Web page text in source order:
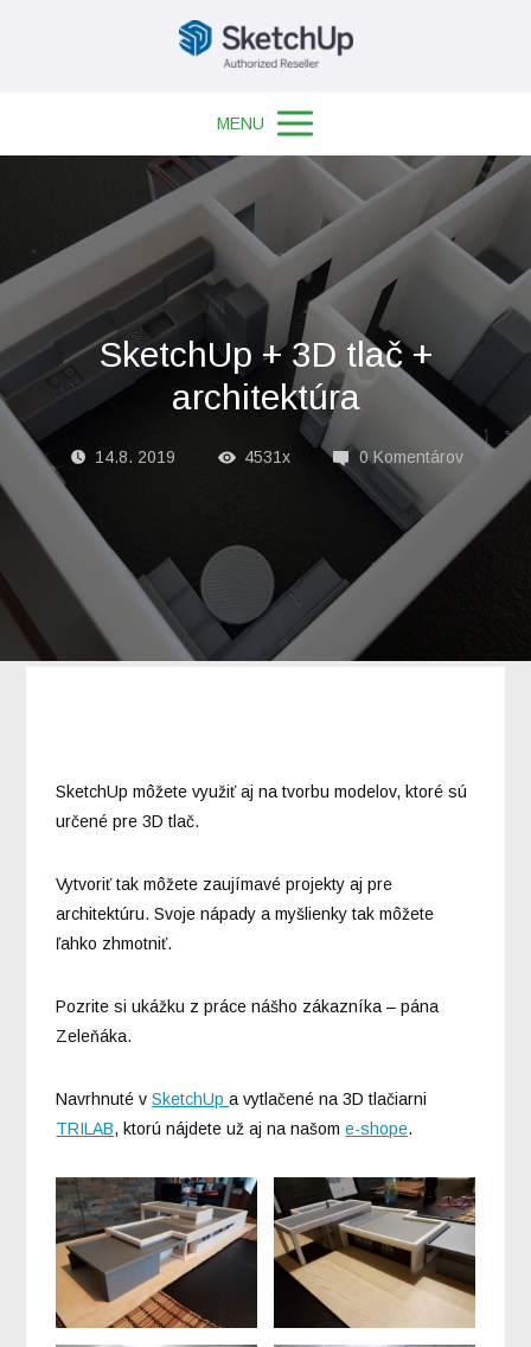
MENU
SketchUp + 3D tlač +
architektúra
14.8. 2019 4531x 0 Komentárov
SketchUp môžete využiť aj na tvorbu modelov, ktoré sú
určené pre 3D tlač.
Vytvoriť tak môžete zaujímavé projekty aj pre
architektúru. Svoje nápady a myšlienky tak môžete
ľahko zhmotniť.
Pozrite si ukážku z práce nášho zákazníka – pána
Zeleňáka.
Navrhnuté vSketchUpa vytlačené na 3D tlačiarni
TRILAB, ktorú nájdete už aj na našome-shope.